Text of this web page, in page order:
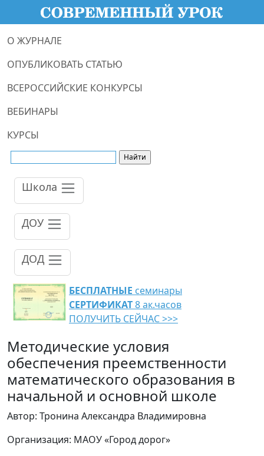
О ЖУРНАЛЕ
ОПУБЛИКОВАТЬ СТАТЬЮ
ВСЕРОССИЙСКИЕ КОНКУРСЫ
ВЕБИНАРЫ
КУРСЫ
Школа
ДОУ
ДОД
БЕСПЛАТНЫЕ семинары
СЕРТИФИКАТ8 ак.часов
ПОЛУЧИТЬ СЕЙЧАС >>>
Методические условия
обеспечения преемственности
математического образования в
начальной и основной школе
Автор: Тронина Александра Владимировна
Организация: МАОУ «Город дорог»